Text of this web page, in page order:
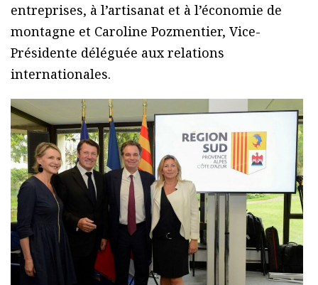
entreprises, à l’artisanat et à l’économie de
montagne et Caroline Pozmentier, Vice-
Présidente déléguée aux relations
internationales.